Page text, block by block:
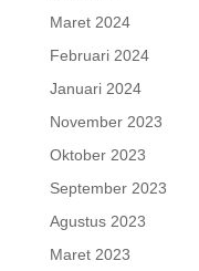
Maret 2024
Februari 2024
Januari 2024
November 2023
Oktober 2023
September 2023
Agustus 2023
Maret 2023